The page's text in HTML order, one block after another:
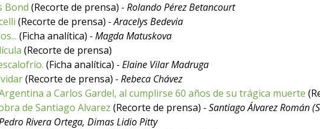
Bond (Recorte de prensa) - Rolando Pérez Betancourt
(Recorte de prensa) - Aracelys Bedevia
(Ficha analítica) - Magda Matuskova
(Recorte de prensa)
(Ficha analítica) - Elaine Vilar Madruga
(Recorte de prensa) - Rebeca Chávez
a Carlos Gardel, al cumplirse 60 años de su trágica muerte
de Santiago Alvarez (Recorte de prensa) - Santiago Álvarez Román
Rivera Ortega, Dimas Lidio Pitty